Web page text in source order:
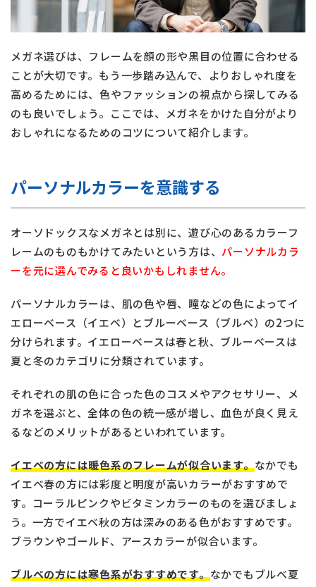
メガネ選びは、フレームを顔の形や黒目の位置に合わせる
ことが大切です。もう一歩踏み込んで、よりおしゃれ度を
高めるためには、色やファッションの視点から探してみる
のも良いでしょう。ここでは、メガネをかけた自分がより
おしゃれになるためのコツについて紹介します。
パーソナルカラーを意識する
オーソドックスなメガネとは別に、遊び心のあるカラーフ
レームのものもかけてみたいという方は、 パーソナルカラ
ーを元に選んでみると良いかもしれません。
パーソナルカラーは、肌の色や唇、瞳などの色によってイ
エローベース（イエベ）とブルーベース（ブルベ）の2つに
分けられます。イエローベースは春と秋、ブルーベースは
夏と冬のカテゴリに分類されています。
それぞれの肌の色に合った色のコスメやアクセサリー、メ
ガネを選ぶと、全体の色の統一感が増し、血色が良く見え
るなどのメリットがあるといわれています。
イエベの方には暖色系のフレームが似合います。なかでも
イエベ春の方には彩度と明度が高いカラーがおすすめで
す。コーラルピンクやビタミンカラーのものを選びましょ
う。一方でイエベ秋の方は深みのある色がおすすめです。
ブラウンやゴールド、アースカラーが似合います。
ブルベの方には寒色系がおすすめです。なかでもブルベ夏